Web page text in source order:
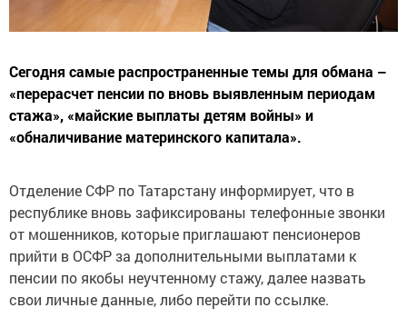
Сегодня самые распространенные темы для обмана –
«перерасчет пенсии по вновь выявленным периодам
стажа», «майские выплаты детям войны» и
«обналичивание материнского капитала».
Отделение СФР по Татарстану информирует, что в
республике вновь зафиксированы телефонные звонки
от мошенников, которые приглашают пенсионеров
прийти в ОСФР за дополнительными выплатами к
пенсии по якобы неучтенному стажу, далее назвать
свои личные данные, либо перейти по ссылке.